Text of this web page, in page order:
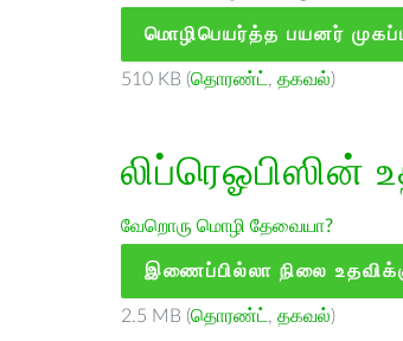
மொழிபெயர்த்த பயனர்
510 KB (தொரண்ட் , தகவல்)
லிப்ரெஓபிஸின்
வேறொரு மொழி தேவையா?
இணைப்பில்லா நிலை
2.5 MB (தொரண்ட் , தகவல்)